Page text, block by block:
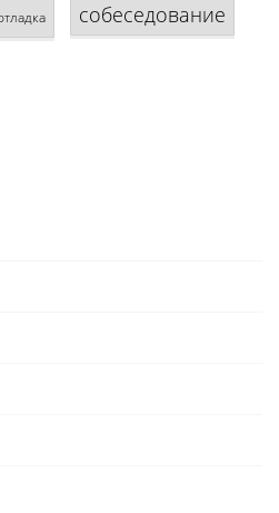
собеседование